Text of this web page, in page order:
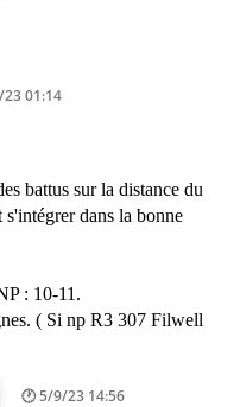
01:14
battus sur la distance du
dans la bonne
: 10-11.
( Si np R3 307 Filwell
5/9/23 14:56